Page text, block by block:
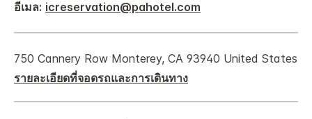
อีเมล: icreservation@pahotel.com
750 Cannery Row Monterey, CA 93940 United States
รายละเอียดที่จอดรถและการเดินทาง